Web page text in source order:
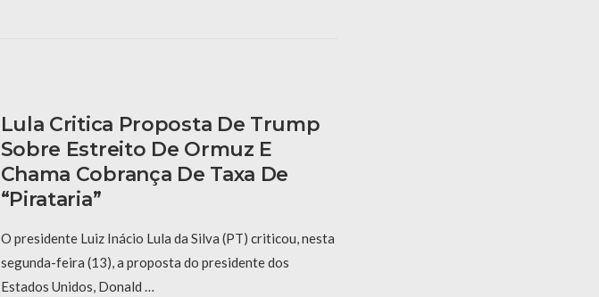
Lula Critica Proposta De Trump
Sobre Estreito De Ormuz E
Chama Cobrança De Taxa De
“pirataria”
O presidente Luiz Inácio Lula da Silva (PT) criticou, nesta
segunda-feira (13), a proposta do presidente dos
Estados Unidos, Donald …